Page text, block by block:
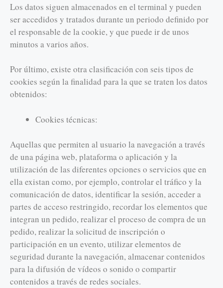
Los datos siguen almacenados en el terminal y pueden
ser accedidos y tratados durante un periodo definido por
el responsable de la cookie, y que puede ir de unos
minutos a varios años.
Por último, existe otra clasificación con seis tipos de
cookies según la finalidad para la que se traten los datos
obtenidos:
Cookies técnicas:
Aquellas que permiten al usuario la navegación a través
de una página web, plataforma o aplicación y la
utilización de las diferentes opciones o servicios que en
ella existan como, por ejemplo, controlar el tráfico y la
comunicación de datos, identificar la sesión, acceder a
partes de acceso restringido, recordar los elementos que
integran un pedido, realizar el proceso de compra de un
pedido, realizar la solicitud de inscripción o
participación en un evento, utilizar elementos de
seguridad durante la navegación, almacenar contenidos
para la difusión de vídeos o sonido o compartir
contenidos a través de redes sociales.